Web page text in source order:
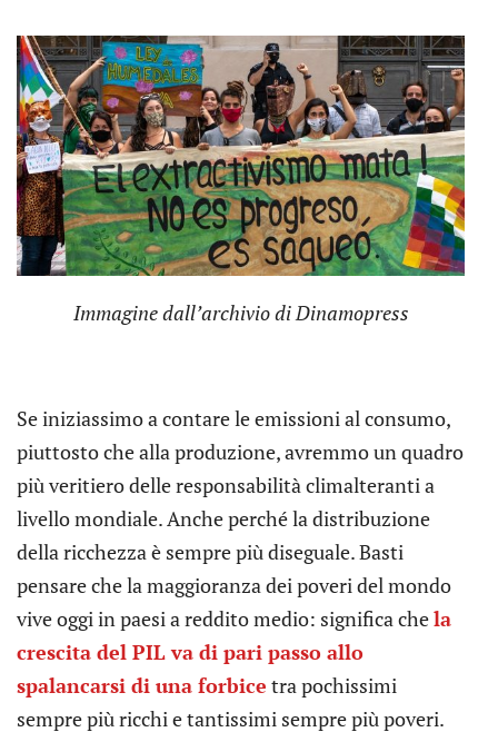
Immagine dall’archivio di Dinamopress
Se iniziassimo a contare le emissioni al consumo,
piuttosto che alla produzione, avremmo un quadro
più veritiero delle responsabilità climalteranti a
livello mondiale. Anche perché la distribuzione
della ricchezza è sempre più diseguale. Basti
pensare che la maggioranza dei poveri del mondo
vive oggi in paesi a reddito medio: significa chela
crescita del PIL va di pari passo allo
spalancarsi di una forbice tra pochissimi
sempre più ricchi e tantissimi sempre più poveri.